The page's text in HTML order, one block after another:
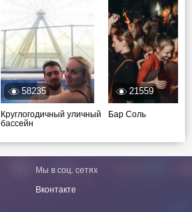
58235
Круглогодичный уличный
бассейн
21559
Бар Соль
Мы в соц. сетях
Вконтакте